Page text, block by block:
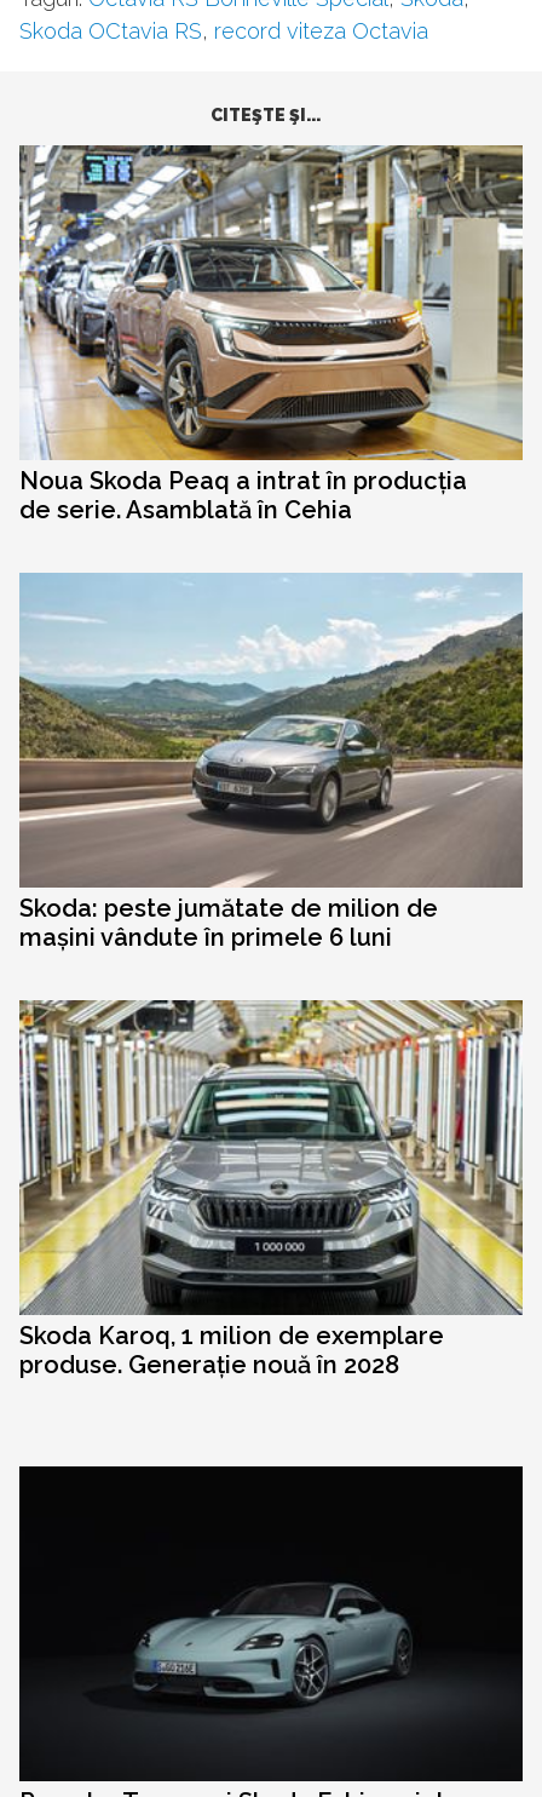
Skoda OCtavia RS, record viteza Octavia
CITEŞTE ŞI...
Noua Skoda Peaq a intrat în producția
de serie. Asamblată în Cehia
Skoda: peste jumătate de milion de
mașini vândute în primele 6 luni
Skoda Karoq, 1 milion de exemplare
produse. Generație nouă în 2028